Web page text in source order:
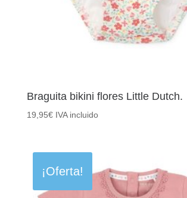
Braguita bikini flores Little Dutch.
19,95€ IVA incluido
¡Oferta!